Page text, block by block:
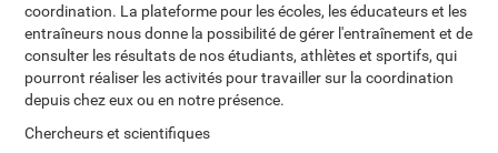
coordination. La plateforme pour les écoles, les éducateurs et les
entraîneurs nous donne la possibilité de gérer l'entraînement et de
consulter les résultats de nos étudiants, athlètes et sportifs, qui
pourront réaliser les activités pour travailler sur la coordination
depuis chez eux ou en notre présence.
Chercheurs et scientifiques